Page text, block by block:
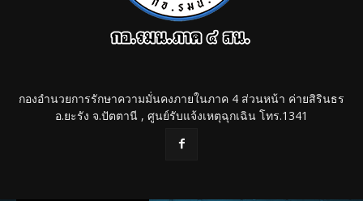
กองอำนวยการรักษาความมั่นคงภายในภาค 4 ส่วนหน้า ค่ายสิรินธร
อ.ยะรัง จ.ปัตตานี , ศูนย์รับแจ้งเหตุฉุกเฉิน โทร.1341